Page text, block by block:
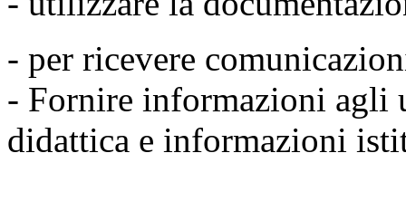
- per ricevere
- Fornire informazioni agli
didattica e informazioni